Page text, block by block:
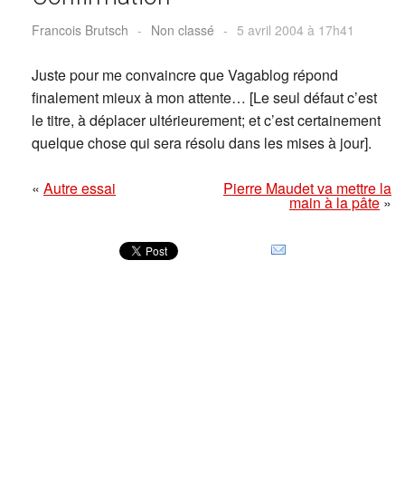
Francois Brutsch - Non classé - 5 avril 2004 à 17h41
Juste pour me convaincre que Vagablog répond
finalement mieux à mon attente… [Le seul défaut c’est
le titre, à déplacer ultérieurement; et c’est certainement
quelque chose qui sera résolu dans les mises à jour].
« Autre essai Pierre Maudet va mettre la
main à la pâte»